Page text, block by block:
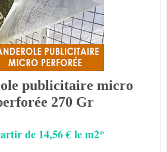
publicitaire micro
270 Gr
de 14,56 € le m2*